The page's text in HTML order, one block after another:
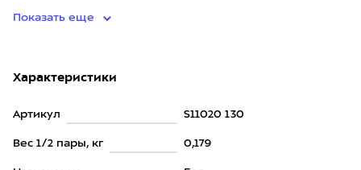
Показать еще
Характеристики
Артикул S11020 130
Вес 1/2 пары, кг 0,179